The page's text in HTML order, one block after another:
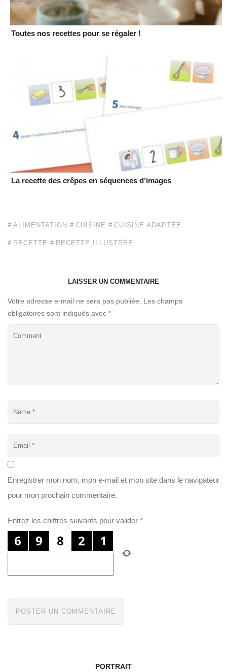
Toutes nos recettes pour se régaler !
La recette des crêpes en séquences d’images
ALIMENTATION CUISINE CUISINE ADAPTÉE
RECETTE RECETTE ILLUSTRÉE
LAISSER UN COMMENTAIRE
Votre adresse e-mail ne sera pas publiée.
Les champs
obligatoires sont indiqués avec *
Enregistrer mon nom, mon e-mail et mon site dans le navigateur
pour mon prochain commentaire.
Entrez les chiffres suivants pour valider *
PORTRAIT